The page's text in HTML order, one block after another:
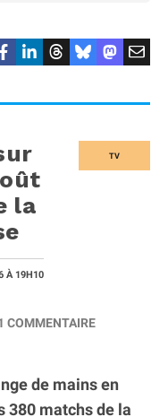
TV
la
À 19H10
COMMENTAIRE
de mains en
380 matchs de la